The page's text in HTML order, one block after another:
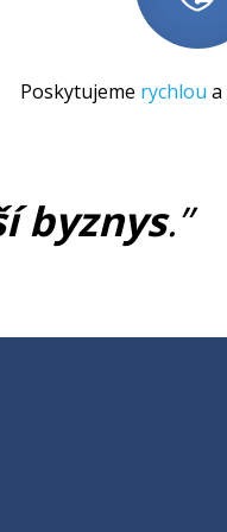
Poskytujeme rychlou a
byznys.”